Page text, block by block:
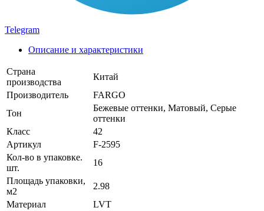
Telegram
Описание и характеристики
Страна
производства
Китай
Производитель
FARGO
Тон
Бежевые оттенки, Матовый, Серые
оттенки
Класс
42
Артикул
F-2595
Кол-во в упаковке.
шт.
16
Площадь упаковки,
м2
2.98
Материал
LVT